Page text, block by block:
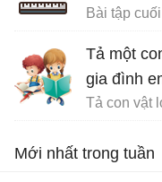
Tả một
gia đình
Tả con vật
Mới nhất trong tuần